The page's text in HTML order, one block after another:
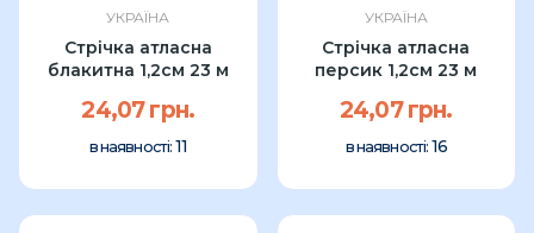
УКРАЇНА
Стрічка атласна
блакитна 1,2см 23 м
24,07 грн.
в наявності: 11
УКРАЇНА
Стрічка атласна
персик 1,2см 23 м
24,07 грн.
в наявності: 16